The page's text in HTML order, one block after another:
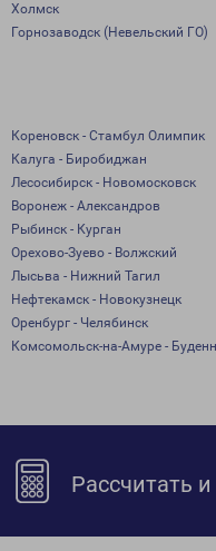
Холмск
Горнозаводск (Невельский ГО)
Кореновск - Стамбул Олимпик
Калуга - Биробиджан
Лесосибирск - Новомосковск
Воронеж - Александров
Рыбинск - Курган
Орехово-Зуево - Волжский
Лысьва - Нижний Тагил
Нефтекамск - Новокузнецк
Оренбург - Челябинск
Комсомольск-на-Амуре -
Рассчитать